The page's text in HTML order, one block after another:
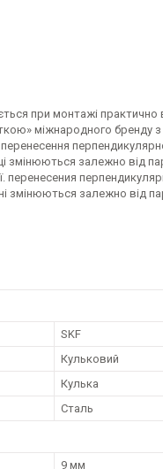
при монтажі практично
міжнародного бренду
залежно від
перенесения
залежно від
SKF
Кульковий
Кулька
Сталь
9 мм